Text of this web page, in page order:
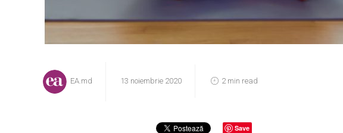
EA.md 13 noiembrie 2020 2 min read
Save